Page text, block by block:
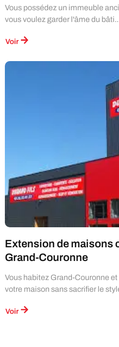
Vous possédez un immeuble
vous voulez garder l'âme du
Voir
Extension de maisons
Grand-Couronne
Vous habitez Grand-Couronne
votre maison sans sacrifier le
Voir